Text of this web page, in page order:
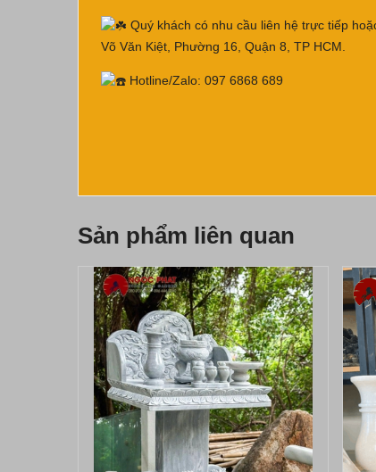
Quý khách có nhu cầu liên hệ trực tiếp
Võ Văn Kiệt, Phường 16, Quận 8, TP HCM.
Hotline/Zalo: 097 6868 689
Sản phẩm liên quan